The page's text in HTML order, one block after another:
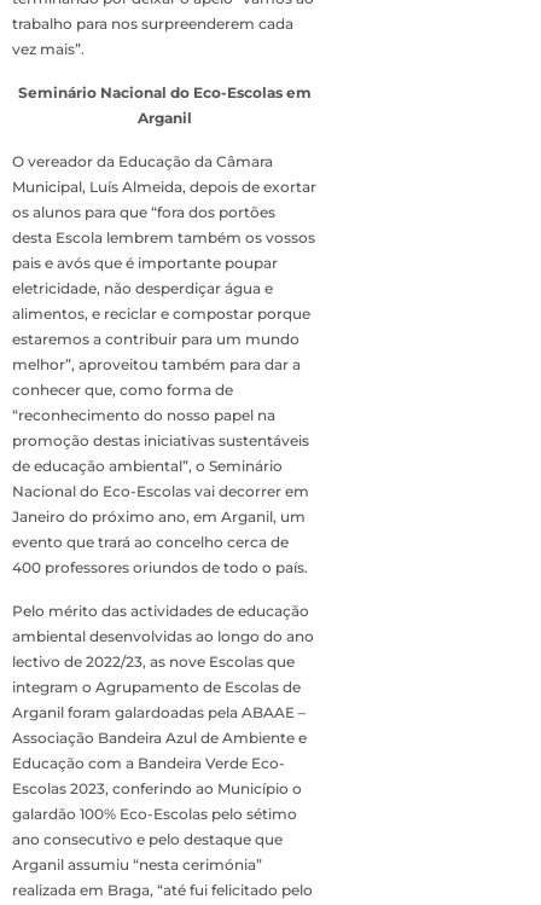
trabalho para nos surpreenderem cada
vez mais”.
Seminário Nacional do Eco-Escolas em
Arganil
O vereador da Educação da Câmara
Municipal, Luís Almeida, depois de exortar
os alunos para que “fora dos portões
desta Escola lembrem também os vossos
pais e avós que é importante poupar
eletricidade, não desperdiçar água e
alimentos, e reciclar e compostar porque
estaremos a contribuir para um mundo
melhor”, aproveitou também para dar a
conhecer que, como forma de
“reconhecimento do nosso papel na
promoção destas iniciativas sustentáveis
de educação ambiental”, o Seminário
Nacional do Eco-Escolas vai decorrer em
Janeiro do próximo ano, em Arganil, um
evento que trará ao concelho cerca de
400 professores oriundos de todo o país.
Pelo mérito das actividades de educação
ambiental desenvolvidas ao longo do ano
lectivo de 2022/23, as nove Escolas que
integram o Agrupamento de Escolas de
Arganil foram galardoadas pela ABAAE –
Associação Bandeira Azul de Ambiente e
Educação com a Bandeira Verde Eco-
Escolas 2023, conferindo ao Município o
galardão 100% Eco-Escolas pelo sétimo
ano consecutivo e pelo destaque que
Arganil assumiu “nesta cerimónia”
realizada em Braga, “até fui felicitado pelo